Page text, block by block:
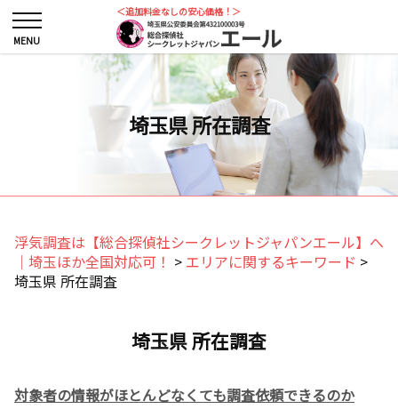
埼玉県 所在調査
＜追加料金なしの安心価格！＞
浮気調査は【総合探偵社シークレットジャパンエール】へ
｜埼玉ほか全国対応可！ > エリアに関するキーワード >
埼玉県 所在調査
埼玉県 所在調査
対象者の情報がほとんどなくても調査依頼できるのか